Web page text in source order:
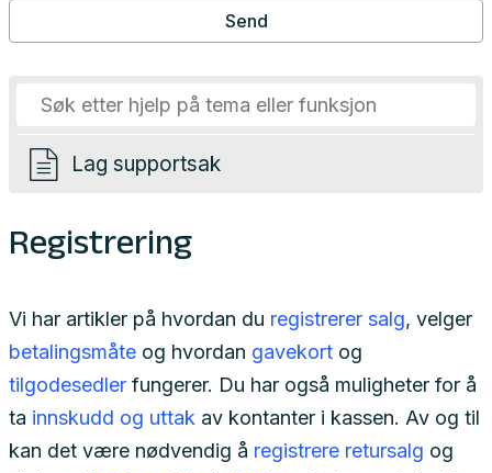
Lag supportsak
Registrering
Vi har artikler på hvordan du registrerer salg, velger
betalingsmåte og hvordan gavekort og
tilgodesedler fungerer. Du har også muligheter for å
ta innskudd og uttak av kontanter i kassen. Av og til
kan det være nødvendig å registrere retursalg og